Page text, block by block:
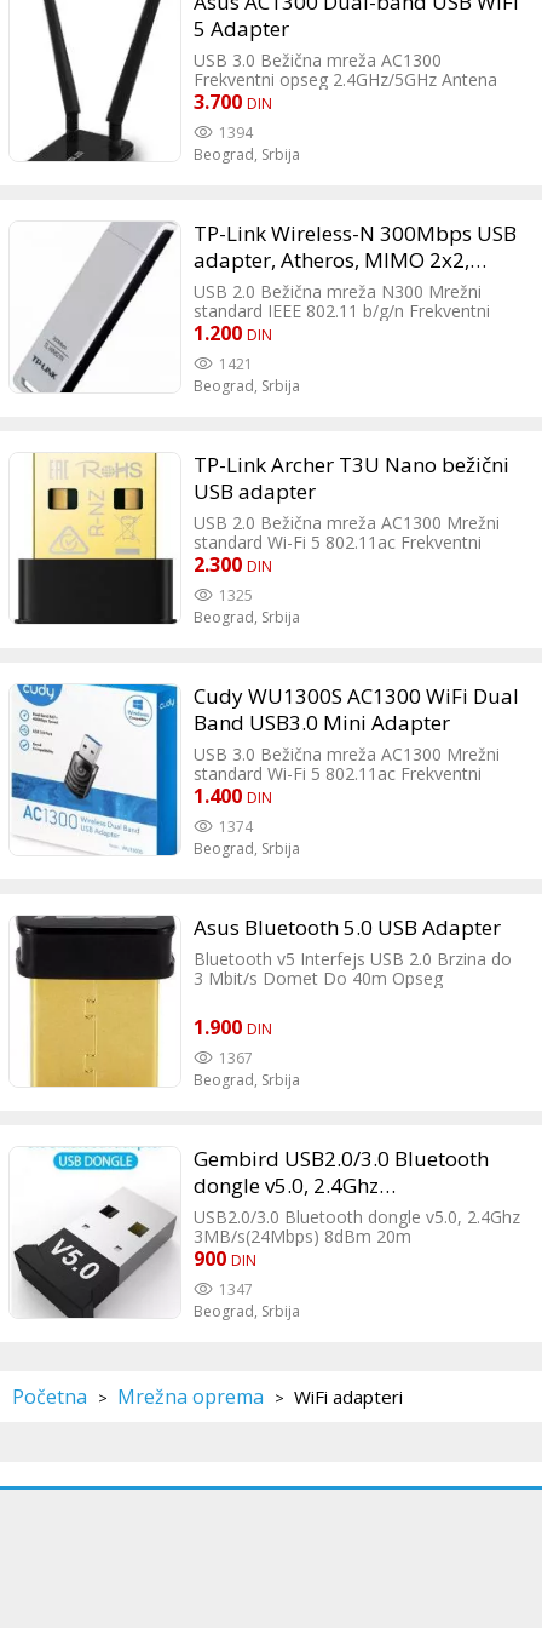
Masa 114.5gr
5 Adapter
USB 3.0 Bežična mreža AC1300
Frekventni opseg 2.4GHz/5GHz Antena
Spoljašnja Broj antena 2 Enkripcija WPA;
sistemi Windows Dimenzije 94x62x11mm
Masa 85gr
3.700 DIN
1394
Beograd, Srbija
TP-Link Wireless-N 300Mbps USB
adapter, Atheros, MIMO 2x2,
2.4GHz, 802.11g/b/n
USB 2.0 Bežična mreža N300 Mrežni
standard IEEE 802.11 b/g/n Frekventni
opseg 2.4GHz Antena Interna Broj antena
WPA2-PSK; WPA-PSK LED indikatori
Aktivnost; Wi-Fi status Tasteri WPS
1.200 DIN
1421
Beograd, Srbija
TP-Link Archer T3U Nano bežični
USB adapter
USB 2.0 Bežična mreža AC1300 Mrežni
standard Wi-Fi 5 802.11ac Frekventni
opseg 2.4GHz/5GHz Antena Interna
WPA-PSK; WPA3; WPA3-SAE Ostale
karakteristike Operating Temperature:
condensing
2.300 DIN
1325
Beograd, Srbija
Cudy WU1300S AC1300 WiFi Dual
Band USB3.0 Mini Adapter
USB 3.0 Bežična mreža AC1300 Mrežni
standard Wi-Fi 5 802.11ac Frekventni
opseg 2.4GHz/5GHz Antena Interna Broj
Temperature: 0 ℃ ~ 40℃ Storage
Temperature: -40 ℃ ~ 70℃ Humidity:
OS X; Linux Dimenzije 37.5x17x8.5mm
Masa 34gr
1.400 DIN
1374
Beograd, Srbija
Asus Bluetooth 5.0 USB Adapter
Bluetooth v5 Interfejs USB 2.0 Brzina do
3 Mbit/s Domet Do 40m Opseg
14,9 mm x 17,4 mm Težina 1,9 g Boja
Crna
1.900 DIN
1367
Beograd, Srbija
Gembird USB2.0/3.0 Bluetooth
dongle v5.0, 2.4Ghz
3MB/s(24Mbps) 8dBm 20m
USB2.0/3.0 Bluetooth dongle v5.0, 2.4Ghz
3MB/s(24Mbps) 8dBm 20m
900 DIN
1347
Beograd, Srbija
Početna > Mrežna oprema > WiFi adapteri